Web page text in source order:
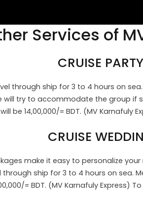
Services of
CRUISE PARTY
through ship for 3 to 4 hours on
try to accommodate the group
14,00,000/= BDT. (MV Karnafuly
CRUISE
make it easy to personalize
ship for 3 to 4 hours on sea.
= BDT. (MV Karnafuly Express)